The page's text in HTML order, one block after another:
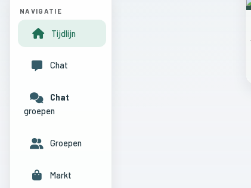
NAVIGATIE
Tijdlijn
Chat
Chat
groepen
Groepen
Markt